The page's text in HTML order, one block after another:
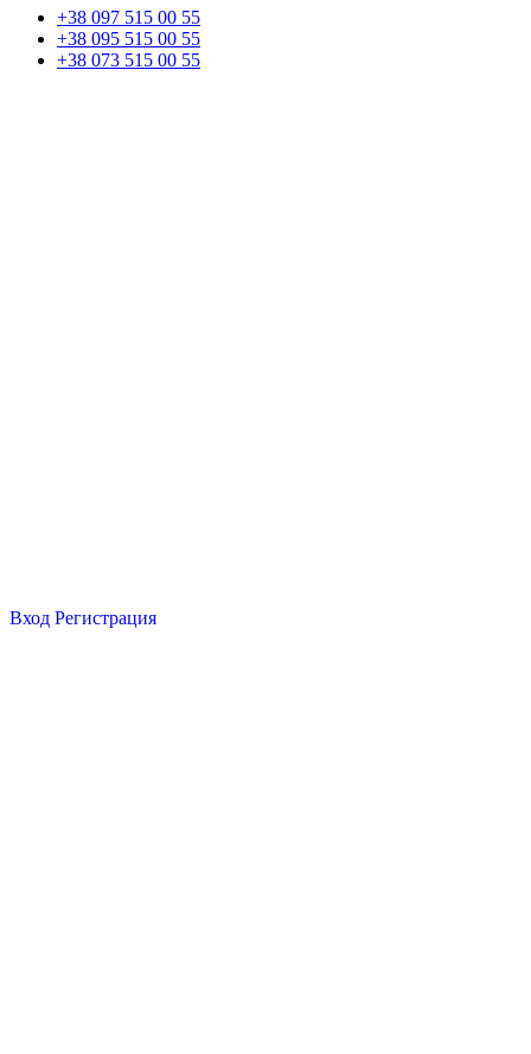
+38 097 515 00 55
+38 095 515 00 55
+38 073 515 00 55
Вход Регистрация